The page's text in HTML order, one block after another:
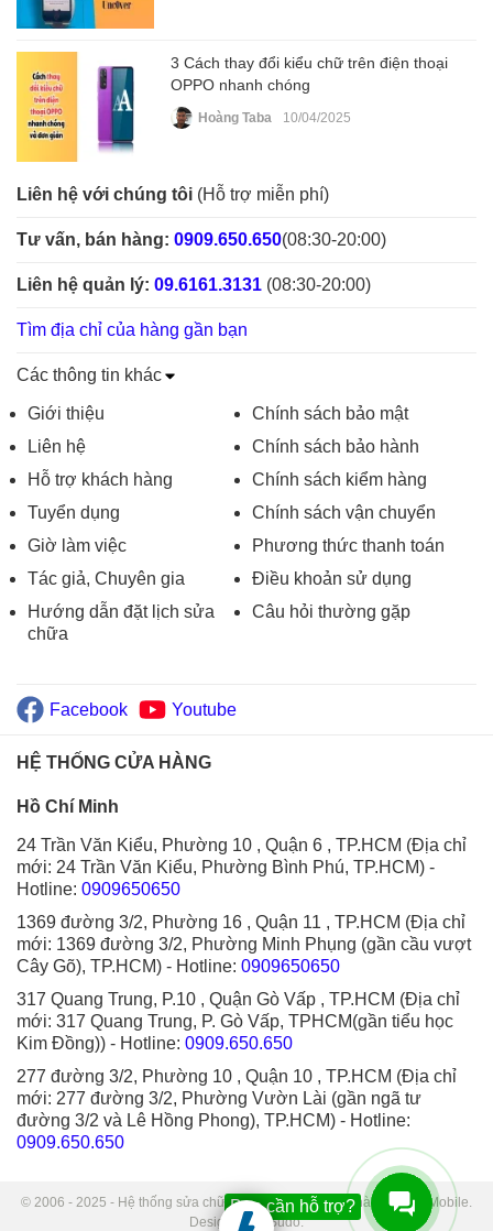
3 Cách thay đổi kiểu chữ trên điện thoại
OPPO nhanh chóng
Hoàng Taba 10/04/2025
Liên hệ với chúng tôi (Hỗ trợ miễn phí)
Tư vấn, bán hàng: 0909.650.650(08:30-20:00)
Liên hệ quản lý: 09.6161.3131 (08:30-20:00)
Tìm địa chỉ của hàng gần bạn
Các thông tin khác
Giới thiệu
Liên hệ
Hỗ trợ khách hàng
Tuyển dụng
Giờ làm việc
Tác giả, Chuyên gia
Hướng dẫn đặt lịch sửa
chữa
Chính sách bảo mật
Chính sách bảo hành
Chính sách kiểm hàng
Chính sách vận chuyển
Phương thức thanh toán
Điều khoản sử dụng
Câu hỏi thường gặp
Facebook Youtube
HỆ THỐNG CỬA HÀNG
Hồ Chí Minh
24 Trần Văn Kiểu, Phường 10 , Quận 6 , TP.HCM (Địa chỉ
mới: 24 Trần Văn Kiểu, Phường Bình Phú, TP.HCM) -
Hotline: 0909650650
1369 đường 3/2, Phường 16 , Quận 11 , TP.HCM (Địa chỉ
mới: 1369 đường 3/2, Phường Minh Phụng (gần cầu vượt
Cây Gõ), TP.HCM) - Hotline: 0909650650
317 Quang Trung, P.10 , Quận Gò Vấp , TP.HCM (Địa chỉ
mới: 317 Quang Trung, P. Gò Vấp, TPHCM(gần tiểu học
Kim Đồng)) - Hotline: 0909.650.650
277 đường 3/2, Phường 10 , Quận 10 , TP.HCM (Địa chỉ
mới: 277 đường 3/2, Phường Vườn Lài (gần ngã tư
đường 3/2 và Lê Hồng Phong), TP.HCM) - Hotline:
0909.650.650
© 2006 - 2025 - Hệ thống sửa chữa điện thoại di động Thành Trung Mobile.
Designed by Sudo.
Bạn cần hỗ trợ?